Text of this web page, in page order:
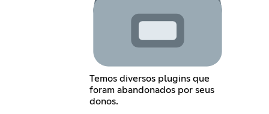
Temos diversos plugins que
foram abandonados por seus
donos.